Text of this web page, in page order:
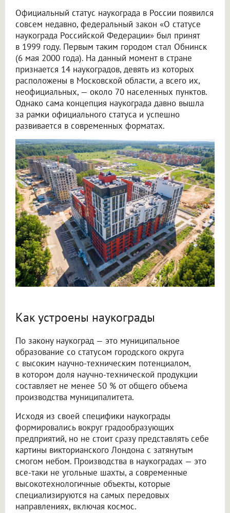
Официальный статус наукограда в России появился
совсем недавно, федеральный закон «О статусе
наукограда Российской Федерации» был принят
в 1999 году. Первым таким городом стал Обнинск
(6 мая 2000 года). На данный момент в стране
признается 14 наукоградов, девять из которых
расположены в Московской области, а всего их,
неофициальных, — около 70 населенных пунктов.
Однако сама концепция наукограда давно вышла
за рамки официального статуса и успешно
развивается в современных форматах.
Как устроены наукограды
По закону наукоград — это муниципальное
образование со статусом городского округа
с высоким научно-техническим потенциалом,
в котором доля научно-технической продукции
составляет не менее 50 % от общего объема
производства муниципалитета.
Исходя из своей специфики наукограды
формировались вокруг градообразующих
предприятий, но не стоит сразу представлять себе
картины викторианского Лондона с затянутым
смогом небом. Производства в наукоградах — это
все-таки не угольные шахты, а современные
высокотехнологичные объекты, которые
специализируются на самых передовых
направлениях, включая космос.